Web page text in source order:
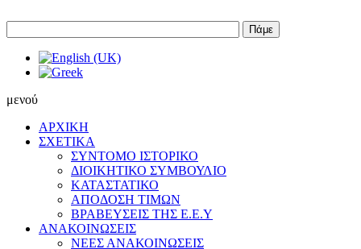
Πάμε
μενού
ΑΡΧΙΚΗ
ΣΧΕΤΙΚΑ
ΣΥΝΤΟΜΟ ΙΣΤΟΡΙΚΟ
ΔΙΟΙΚΗΤΙΚΟ ΣΥΜΒΟΥΛΙΟ
ΚΑΤΑΣΤΑΤΙΚΟ
ΑΠΟΔΟΣΗ ΤΙΜΩΝ
ΒΡΑΒΕΥΣΕΙΣ ΤΗΣ Ε.Ε.Υ
ΑΝΑΚΟΙΝΩΣΕΙΣ
ΝΕΕΣ ΑΝΑΚΟΙΝΩΣΕΙΣ